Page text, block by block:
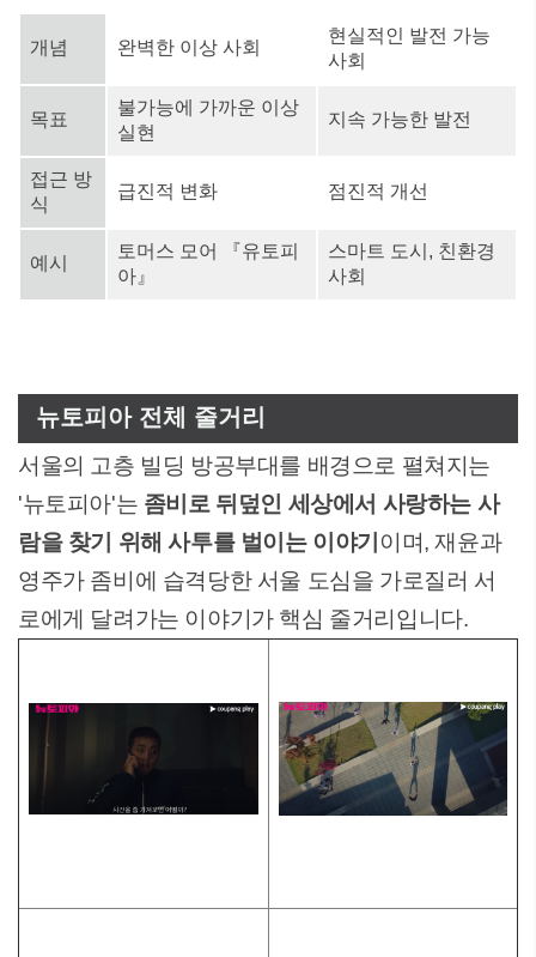
개념 완벽한 이상 사회
현실적인 발전 가능
사회
목표
불가능에 가까운 이상
실현
지속 가능한 발전
접근 방
식
급진적 변화 점진적 개선
예시
토머스 모어 『유토피
아』
스마트 도시, 친환경
사회
뉴토피아 전체 줄거리
서울의 고층 빌딩 방공부대를 배경으로 펼쳐지는
'뉴토피아'는 좀비로 뒤덮인 세상에서 사랑하는 사
람을 찾기 위해 사투를 벌이는 이야기 이며, 재윤과
영주가 좀비에 습격당한 서울 도심을 가로질러 서
로에게 달려가는 이야기가 핵심 줄거리입니다.